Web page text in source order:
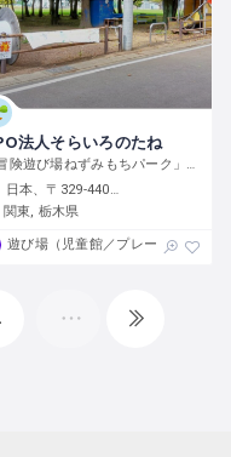
法人そらいろのたね
「冒険遊び場ねずみもちパーク」で自分の責任で自由に遊ぼう
日本、〒329-4403 栃木県栃木市大平町蔵井２００１−２
関東
栃木県
遊び場（児童館／プレーパーク）